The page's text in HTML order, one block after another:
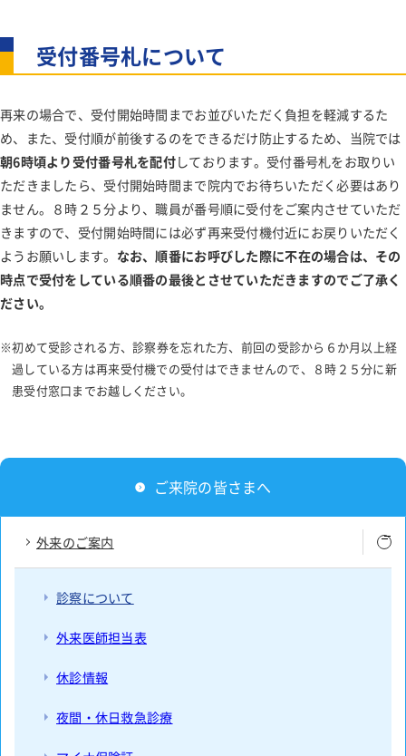
受付番号札について
再来の場合で、受付開始時間までお並びいただく負担を軽減するた
め、また、受付順が前後するのをできるだけ防止するため、当院では
朝6時頃より受付番号札を配付しております。受付番号札をお取りい
ただきましたら、受付開始時間まで院内でお待ちいただく必要はあり
ません。８時２５分より、職員が番号順に受付をご案内させていただ
きますので、受付開始時間には必ず再来受付機付近にお戻りいただく
ようお願いします。 なお、順番にお呼びした際に不在の場合は、その
時点で受付をしている順番の最後とさせていただきますのでご了承く
ださい。
初めて受診される方、診察券を忘れた方、前回の受診から６か月以上経
過している方は再来受付機での受付はできませんので、８時２５分に新
患受付窓口までお越しください。
ご来院の皆さまへ
外来のご案内
診察について
外来医師担当表
休診情報
夜間・休日救急診療